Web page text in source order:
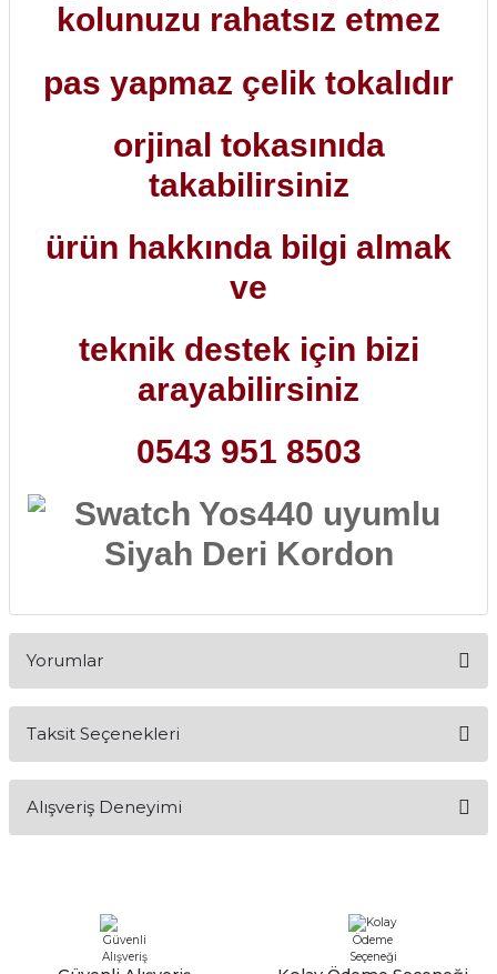
kolunuzu rahatsız etmez
pas yapmaz çelik tokalıdır
orjinal tokasınıda
takabilirsiniz
ürün hakkında bilgi almak
ve
teknik destek için bizi
arayabilirsiniz
0543 951 8503
Yorumlar
Taksit Seçenekleri
Alışveriş Deneyimi
alışveriş oldu özellikle bekledigimden
iyi bir ürün geldi fiyatına göre mütiş